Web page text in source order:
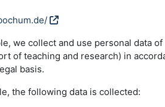
we collect and use personal data
of teaching and research) in
basis.
the following data is collected: